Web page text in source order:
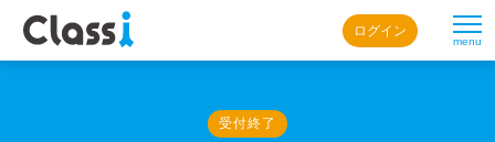
menu
ログイン
受付終了